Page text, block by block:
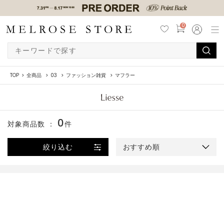
0
TOP 全商品 03 ファッション雑貨 マフラー
絞り込む おすすめ順
対象商品数 ： 0件